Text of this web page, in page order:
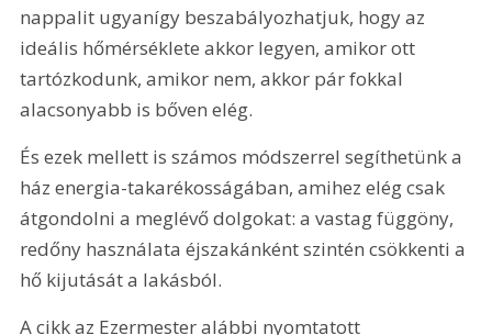
nappalit ugyanígy beszabályozhatjuk, hogy az
ideális hőmérséklete akkor legyen, amikor ott
tartózkodunk, amikor nem, akkor pár fokkal
alacsonyabb is bőven elég.
És ezek mellett is számos módszerrel segíthetünk a
ház energia-takarékosságában, amihez elég csak
átgondolni a meglévő dolgokat: a vastag függöny,
redőny használata éjszakánként szintén csökkenti a
hő kijutását a lakásból.
A cikk az Ezermester alábbi nyomtatott